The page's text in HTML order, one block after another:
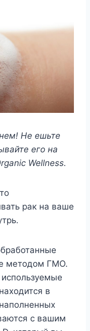
Не ешьте
его на
Wellness.
рак на ваше
методом ГМО.
в
с вашим